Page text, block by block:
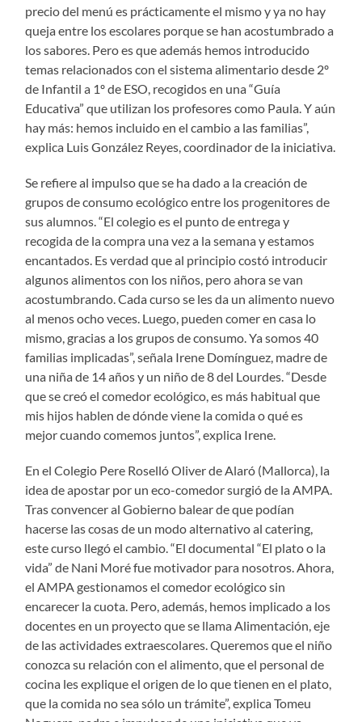
precio del menú es prácticamente el mismo y ya no hay
queja entre los escolares porque se han acostumbrado a
los sabores. Pero es que además hemos introducido
temas relacionados con el sistema alimentario desde 2º
de Infantil a 1º de ESO, recogidos en una “Guía
Educativa” que utilizan los profesores como Paula. Y aún
hay más: hemos incluido en el cambio a las familias”,
explica Luis González Reyes, coordinador de la iniciativa.
Se refiere al impulso que se ha dado a la creación de
grupos de consumo ecológico entre los progenitores de
sus alumnos. “El colegio es el punto de entrega y
recogida de la compra una vez a la semana y estamos
encantados. Es verdad que al principio costó introducir
algunos alimentos con los niños, pero ahora se van
acostumbrando. Cada curso se les da un alimento nuevo
al menos ocho veces. Luego, pueden comer en casa lo
mismo, gracias a los grupos de consumo. Ya somos 40
familias implicadas”, señala Irene Domínguez, madre de
una niña de 14 años y un niño de 8 del Lourdes. “Desde
que se creó el comedor ecológico, es más habitual que
mis hijos hablen de dónde viene la comida o qué es
mejor cuando comemos juntos”, explica Irene.
En el Colegio Pere Roselló Oliver de Alaró (Mallorca), la
idea de apostar por un eco-comedor surgió de la AMPA.
Tras convencer al Gobierno balear de que podían
hacerse las cosas de un modo alternativo al catering,
este curso llegó el cambio. “El documental “El plato o la
vida” de Nani Moré fue motivador para nosotros. Ahora,
el AMPA gestionamos el comedor ecológico sin
encarecer la cuota. Pero, además, hemos implicado a los
docentes en un proyecto que se llama Alimentación, eje
de las actividades extraescolares. Queremos que el niño
conozca su relación con el alimento, que el personal de
cocina les explique el origen de lo que tienen en el plato,
que la comida no sea sólo un trámite”, explica Tomeu